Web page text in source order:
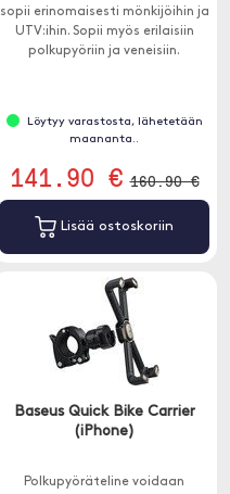
sopii erinomaisesti mönkijöihin ja
UTV:ihin. Sopii myös erilaisiin
polkupyöriin ja veneisiin.
Löytyy varastosta, lähetetään
maananta..
141.90 € 160.90 €
Lisää ostoskoriin
Baseus Quick Bike Carrier
(iPhone)
Polkupyöräteline voidaan